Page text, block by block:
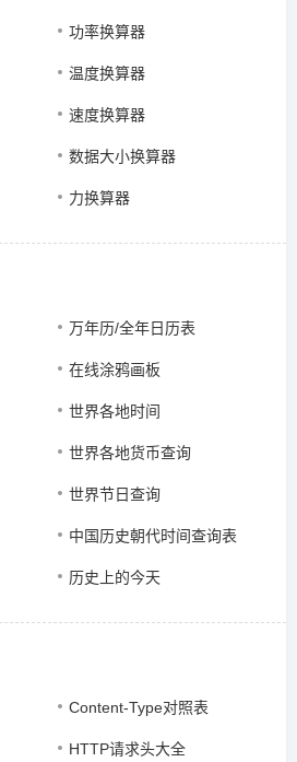
功率换算器
温度换算器
速度换算器
数据大小换算器
力换算器
万年历/全年日历表
在线涂鸦画板
世界各地时间
世界各地货币查询
世界节日查询
中国历史朝代时间查询表
历史上的今天
Content-Type对照表
HTTP请求头大全